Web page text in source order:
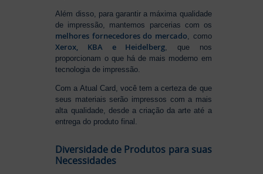
Além disso, para garantir a máxima qualidade
de impressão, mantemos parcerias com os
melhores fornecedores do mercado , como
Xerox, KBA e Heidelberg , que nos
proporcionam o que há de mais moderno em
tecnologia de impressão.
Com a Atual Card, você tem a certeza de que
seus materiais serão impressos com a mais
alta qualidade, desde a criação da arte até a
entrega do produto final.
Diversidade de Produtos para suas
Necessidades